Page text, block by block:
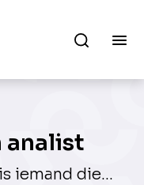
analist
iemand die...